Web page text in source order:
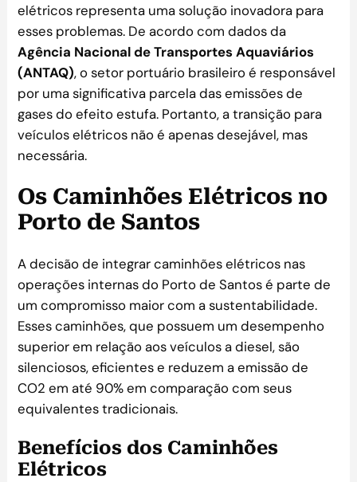
elétricos representa uma solução inovadora para
esses problemas. De acordo com dados da
Agência Nacional de Transportes Aquaviários
(ANTAQ), o setor portuário brasileiro é responsável
por uma significativa parcela das emissões de
gases do efeito estufa. Portanto, a transição para
veículos elétricos não é apenas desejável, mas
necessária.
Os Caminhões Elétricos no
Porto de Santos
A decisão de integrar caminhões elétricos nas
operações internas do Porto de Santos é parte de
um compromisso maior com a sustentabilidade.
Esses caminhões, que possuem um desempenho
superior em relação aos veículos a diesel, são
silenciosos, eficientes e reduzem a emissão de
CO2 em até 90% em comparação com seus
equivalentes tradicionais.
Benefícios dos Caminhões
Elétricos